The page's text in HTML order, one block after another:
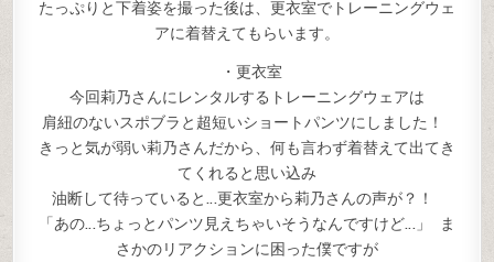
たっぷりと下着姿を撮った後は、更衣室でトレーニングウェ
アに着替えてもらいます。
・更衣室
今回莉乃さんにレンタルするトレーニングウェアは
肩紐のないスポブラと超短いショートパンツにしました！
きっと気が弱い莉乃さんだから、何も言わず着替えて出てき
てくれると思い込み
油断して待っていると…更衣室から莉乃さんの声が？！
「あの…ちょっとパンツ見えちゃいそうなんですけど…」 ま
さかのリアクションに困った僕ですが